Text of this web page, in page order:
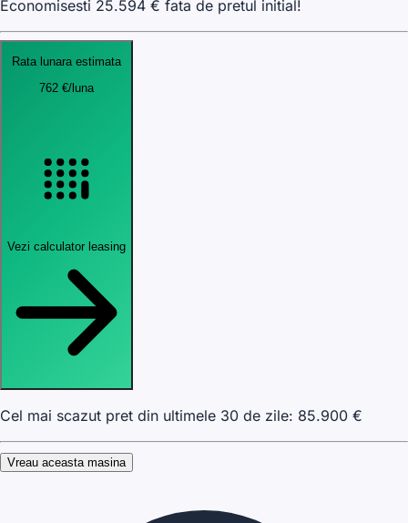
Economisesti 25.594 € fata de pretul initial!
Rata lunara estimata
762 €/luna
Vezi calculator leasing
Cel mai scazut pret din ultimele 30 de zile: 85.900 €
Vreau aceasta masina